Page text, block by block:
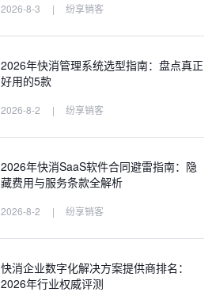
2026-8-3 | 纷享销客
2026年快消管理系统选型指南：盘点真正
好用的5款
2026-8-2 | 纷享销客
2026年快消SaaS软件合同避雷指南：隐
藏费用与服务条款全解析
2026-8-2 | 纷享销客
快消企业数字化解决方案提供商排名：
2026年行业权威评测